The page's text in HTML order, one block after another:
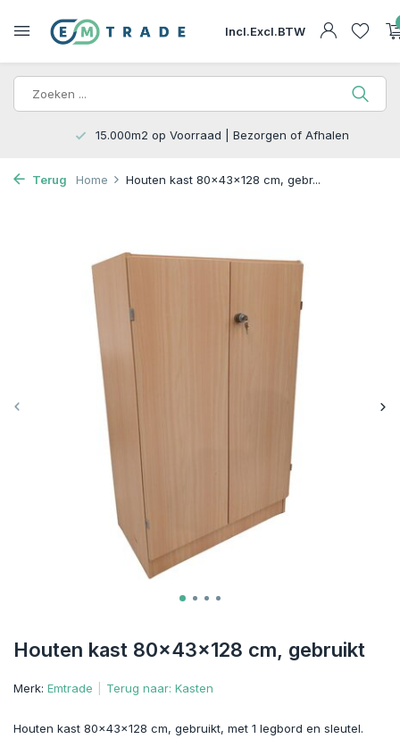
Incl.Excl.BTW
15.000m2 op Voorraad | Bezorgen of Afhalen
Terug Home Houten kast 80x43x128 cm, gebr...
Houten kast 80x43x128 cm, gebruikt
Merk: Emtrade Terug naar: Kasten
Houten kast 80x43x128 cm, gebruikt, met 1 legbord en sleutel.